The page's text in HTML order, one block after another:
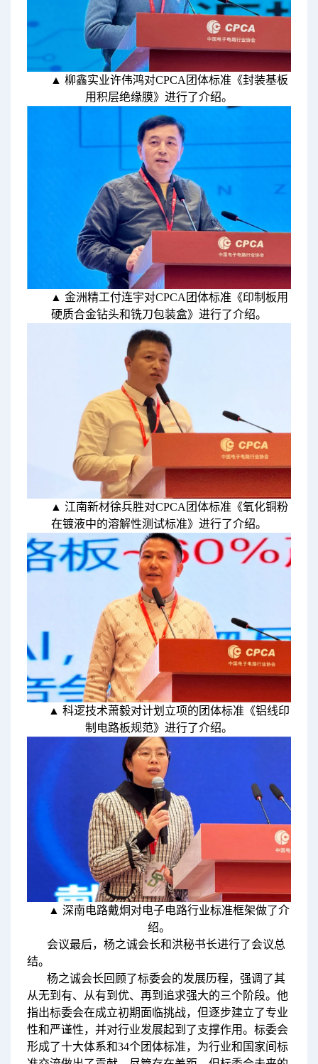
▲ 柳鑫实业许伟鸿对CPCA团体标准《封装基板
用积层绝缘膜》进行了介绍。
▲ 金洲精工付连宇对CPCA团体标准《印制板用
硬质合金钻头和铣刀包装盒》进行了介绍。
▲ 江南新材徐兵胜对CPCA团体标准《氧化铜粉
在镀液中的溶解性测试标准》进行了介绍。
▲ 科逻技术萧毅对计划立项的团体标准《铝线印
制电路板规范》进行了介绍。
▲ 深南电路戴炯对电子电路行业标准框架做了介
绍。
会议最后，杨之诚会长和洪秘书长进行了会议总
结。
杨之诚会长回顾了标委会的发展历程，强调了其
从无到有、从有到优、再到追求强大的三个阶段。他
指出标委会在成立初期面临挑战，但逐步建立了专业
性和严谨性，并对行业发展起到了支撑作用。标委会
形成了十大体系和34个团体标准，为行业和国家间标